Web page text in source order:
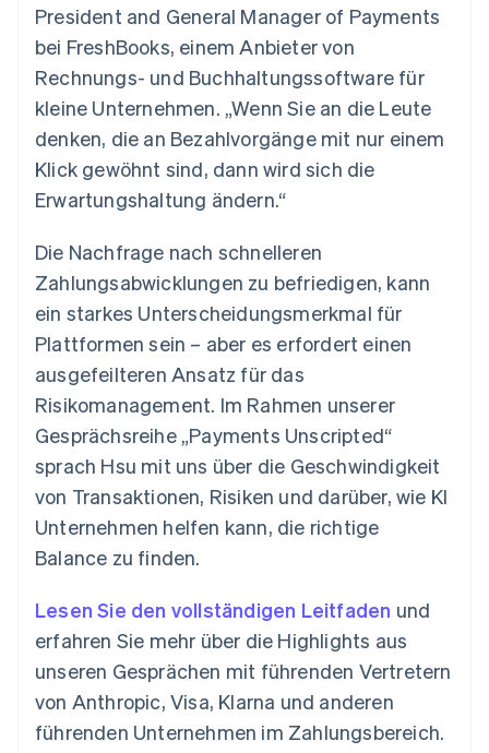
Betrugsprävention
Atlas
Start-up-Gründung
CO₂-Entnahme
Identity
Online-Identitätsprüfung
Stripe-Sessions 2026
Erfahren Sie, wie Stripe Lösungen für die
Jetzt ansehen
Ecosystem
Partner
Stripe App-Marktplatz
President and General Manager of Payments
bei FreshBooks, einem Anbieter von
Rechnungs- und Buchhaltungssoftware für
kleine Unternehmen. „Wenn Sie an die Leute
denken, die an Bezahlvorgänge mit nur einem
Klick gewöhnt sind, dann wird sich die
Erwartungshaltung ändern.“
Die Nachfrage nach schnelleren
Zahlungsabwicklungen zu befriedigen, kann
ein starkes Unterscheidungsmerkmal für
Plattformen sein – aber es erfordert einen
ausgefeilteren Ansatz für das
Risikomanagement. Im Rahmen unserer
Gesprächsreihe „Payments Unscripted“
sprach Hsu mit uns über die Geschwindigkeit
von Transaktionen, Risiken und darüber, wie KI
Unternehmen helfen kann, die richtige
Balance zu finden.
Lesen Sie den vollständigen Leitfaden und
erfahren Sie mehr über die Highlights aus
unseren Gesprächen mit führenden Vertretern
von Anthropic, Visa, Klarna und anderen
führenden Unternehmen im Zahlungsbereich.